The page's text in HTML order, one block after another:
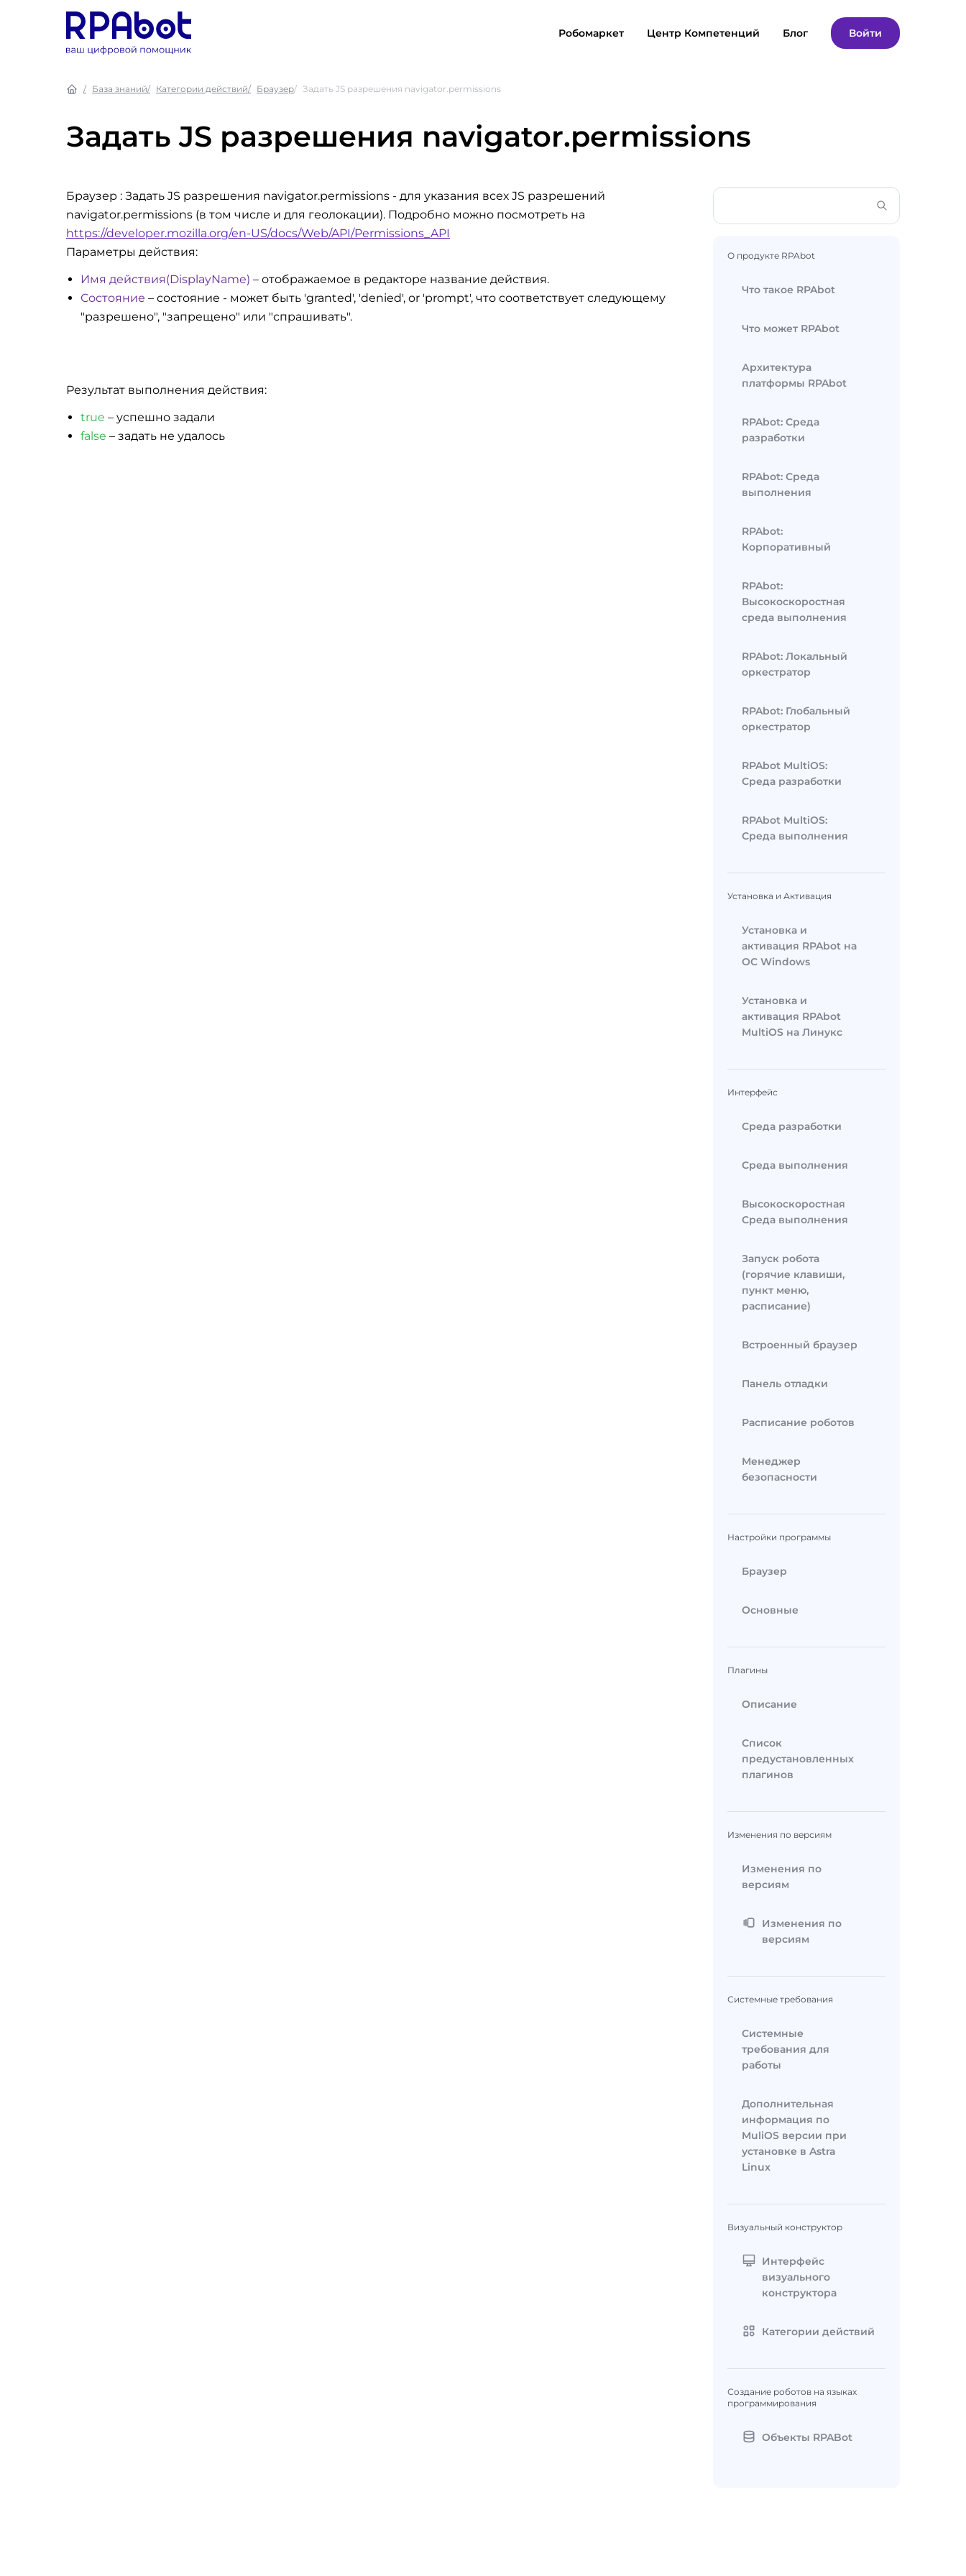
Робомаркет Центр Компетенций Блог Войти
База знаний Категории действий Браузер Задать JS разрешения navigator.permissions
Задать JS разрешения navigator.permissions
Браузер : Задать JS разрешения navigator.permissions - для указания всех JS разрешений
navigator.permissions (в том числе и для геолокации). Подробно можно посмотреть на
https://developer.mozilla.org/en-US/docs/Web/API/Permissions_API
Параметры действия:
Имя действия(DisplayName) – отображаемое в редакторе название действия.
Состояние – состояние - может быть 'granted', 'denied', or 'prompt', что соответствует следующему
"разрешено", "запрещено" или "спрашивать".
Результат выполнения действия:
true – успешно задали
false – задать не удалось
О продукте RPAbot
Что такое RPAbot
Что может RPAbot
Архитектура
платформы RPAbot
RPAbot: Среда
разработки
RPAbot: Среда
выполнения
RPAbot:
Корпоративный
RPAbot:
Высокоскоростная
среда выполнения
RPAbot: Локальный
оркестратор
RPAbot: Глобальный
оркестратор
RPAbot MultiOS:
Среда разработки
RPAbot MultiOS:
Среда выполнения
Установка и Активация
Установка и
активация RPAbot на
ОС Windows
Установка и
активация RPAbot
MultiOS на Линукс
Интерфейс
Среда разработки
Среда выполнения
Высокоскоростная
Среда выполнения
Запуск робота
(горячие клавиши,
пункт меню,
расписание)
Встроенный браузер
Панель отладки
Расписание роботов
Менеджер
безопасности
Настройки программы
Браузер
Основные
Плагины
Описание
Список
предустановленных
плагинов
Изменения по версиям
Изменения по
версиям
Изменения по
версиям
Системные требования
Системные
требования для
работы
Дополнительная
информация по
MuliOS версии при
установке в Astra
Linux
Визуальный конструктор
Интерфейс
визуального
конструктора
Категории действий
Создание роботов на языках
программирования
Объекты RPABot